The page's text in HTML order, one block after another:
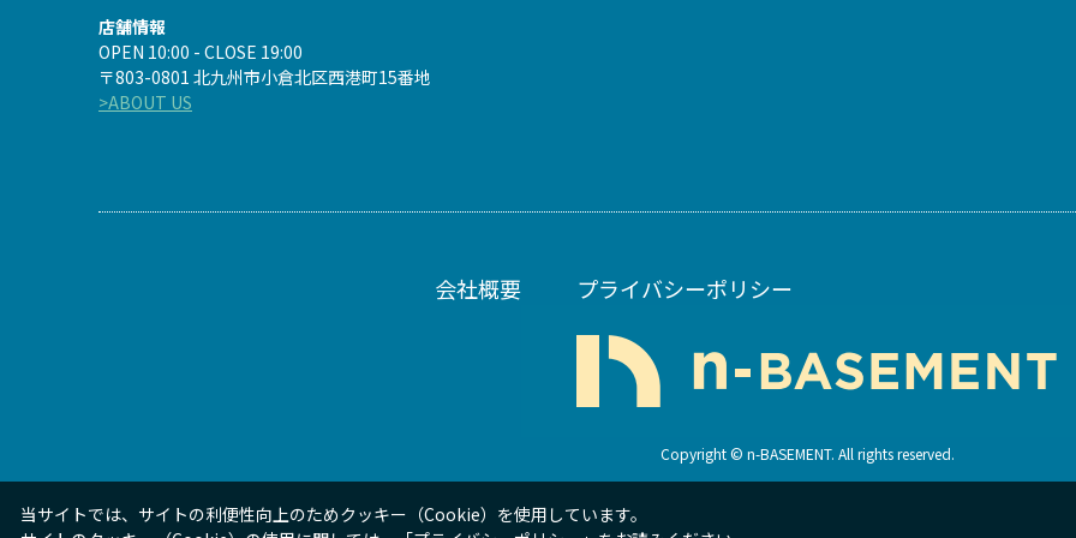
店舗情報
OPEN 10:00 - CLOSE 19:00
〒803-0801 北九州市小倉北区西港町15番地
>ABOUT US
会社概要 プライバシーポリシー
Copyright © n-BASEMENT. All rights reserved.
当サイトでは、サイトの利便性向上のためクッキー（Cookie）を使用しています。